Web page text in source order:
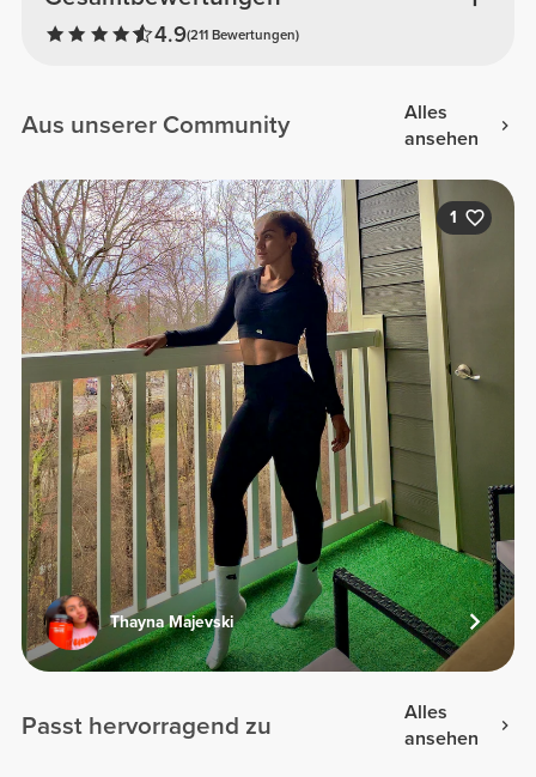
4.9(211 Bewertungen)
Aus unserer Community
Alles
ansehen
1
Thayna Majevski
Passt hervorragend zu
Alles
ansehen